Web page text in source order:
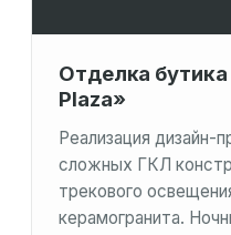
Отделка
Plaza»
Реализация
сложных ГКЛ
трекового
керамогранита.